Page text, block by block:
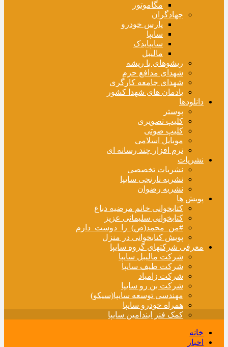
مگاموتور
جهادگران
پارس خودرو
سایپا
سایپایدک
مالیبل
ریشوهای با ریشه
شهدای مدافع حرم
شهدای جامعه کارگری
یادمان های شهدا کشور
دانلودها
پوستر
کلیپ تصویری
کلیپ صوتی
موبایل اسلامی
نرم افزار چند رسانه ای
نشریات
نشریات تخصصی
نشریه نارنجی سایپا
نشریه رضوان
پویش ها
کتابخوانی خانم مرضیه دباغ
کتابخوانی سلیمانی عزیز
#من_محمد(ص)_را_دوست_دارم
پویش کتابخوانی در منزل
معرفی شرکتهای گروه سایپا
شرکت مالیبل سایپا
شرکت طیف سایپا
شرکت زامیاد
شرکت بن رو سایپا
مهندسی توسعه سایپا(سیکو)
همراه خودرو سایپا
کمک فنر ایندامین سایپا
خانه
اخبار